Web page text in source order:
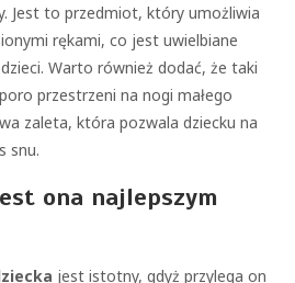
Jest to przedmiot, który umożliwia
rękami, co jest uwielbiane
Warto również dodać, że taki
przestrzeni na nogi małego
zaleta, która pozwala dziecku na
snu.
ona najlepszym
jest istotny, gdyż przylega on